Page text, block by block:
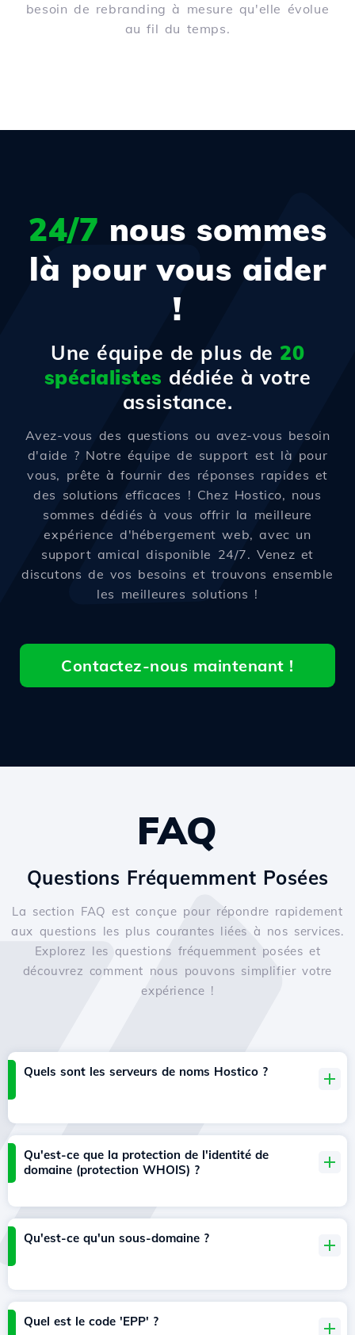
besoin de rebranding à mesure qu'elle évolue
au fil du temps.
24/7 nous sommes
là pour vous aider
!
Une équipe de plus de 20
spécialistes dédiée à votre
assistance.
Avez-vous des questions ou avez-vous besoin
d'aide ? Notre équipe de support est là pour
vous, prête à fournir des réponses rapides et
des solutions efficaces ! Chez Hostico, nous
sommes dédiés à vous offrir la meilleure
expérience d'hébergement web, avec un
support amical disponible 24/7. Venez et
discutons de vos besoins et trouvons ensemble
les meilleures solutions !
Contactez-nous maintenant !
FAQ
Questions Fréquemment Posées
La section FAQ est conçue pour répondre rapidement
aux questions les plus courantes liées à nos services.
Explorez les questions fréquemment posées et
découvrez comment nous pouvons simplifier votre
expérience !
Quels sont les serveurs de noms Hostico ?
Qu'est-ce que la protection de l'identité de
domaine (protection WHOIS) ?
Qu'est-ce qu'un sous-domaine ?
Quel est le code 'EPP' ?